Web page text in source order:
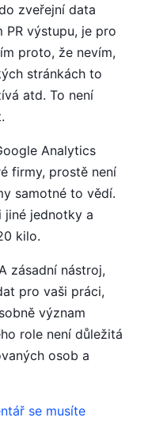
zveřejní data
výstupu, je pro
proto, že nevím,
stránkách to
atd. To není
Analytics
firmy, prostě není
samotné to vědí.
jednotky a
kilo.
zásadní nástroj,
pro vaši práci,
význam
role není důležitá
osob a
se musíte